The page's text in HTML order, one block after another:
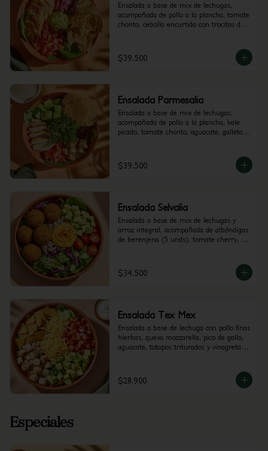
Ensalada a base de mix de lechugas,
acompañada de pollo a la plancha, tomate
chonto, cebolla encurtida con trocitos de
Jalapeños.
$39.500
Ensalada Parmesalia
Ensalada a base de mix de lechugas,
acompañada de pollo a la plancha, kale
picado, tomate chonto, aguacate, galletas
César.
$39.500
Ensalada Selvalia
Ensalada a base de mix de lechugas y
arroz integral, acompañada de albóndigas
de berenjena (5 unds), tomate cherry,
$34.500
Ensalada Tex Mex
Ensalada a base de lechuga con pollo finas
hierbas, queso mozzarella, pico de gallo,
aguacate, totopos triturados y vinagreta a
$28.900
Especiales